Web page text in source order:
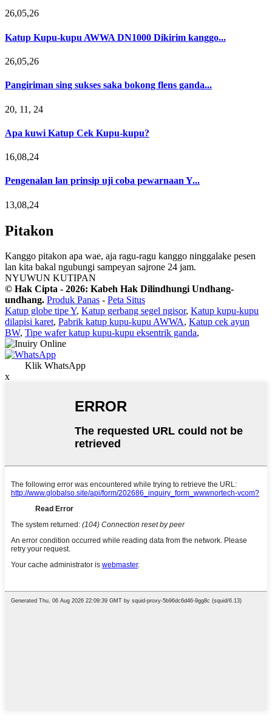
26,05,26
Katup Kupu-kupu AWWA DN1000 Dikirim kanggo...
26,05,26
Pangiriman sing sukses saka bokong flens ganda...
20, 11, 24
Apa kuwi Katup Cek Kupu-kupu?
16,08,24
Pengenalan lan prinsip uji coba pewarnaan Y...
13,08,24
Pitakon
Kanggo pitakon apa wae, aja ragu-ragu kanggo ninggalake pesen
lan kita bakal ngubungi sampeyan sajrone 24 jam.
NYUWUN KUTIPAN
© Hak Cipta - 2026: Kabeh Hak Dilindhungi Undhang-
undhang. Produk Panas - Peta Situs
Katup globe tipe Y, Katup gerbang segel ngisor, Katup kupu-kupu
dilapisi karet, Pabrik katup kupu-kupu AWWA, Katup cek ayun
BW, Tipe wafer katup kupu-kupu eksentrik ganda,
Klik WhatsApp
x